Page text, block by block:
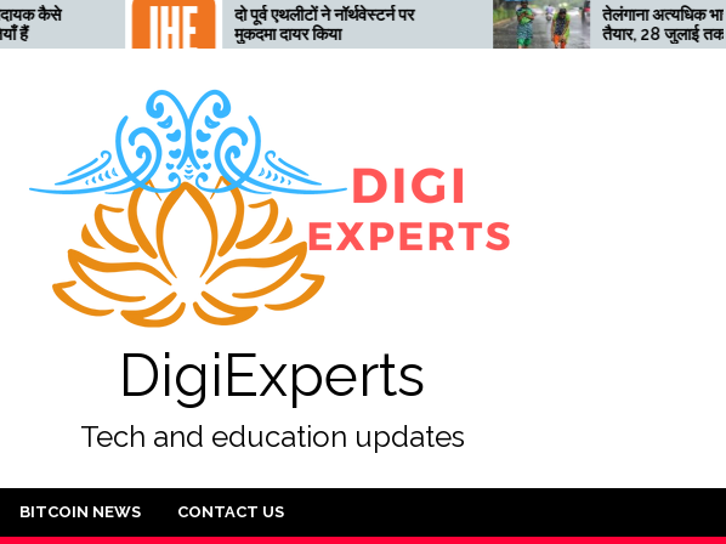
दो पूर्व एथलीटों ने नॉर्थवेस्टर्न पर
मुकदमा दायर किया
तेलंगाना अत्यधिक भारी बारिश के लिए
तैयार, 28 जुलाई तक ‘रेड’ अलर्ट जारी
DigiExperts
Tech and education updates
BITCOIN NEWS CONTACT US